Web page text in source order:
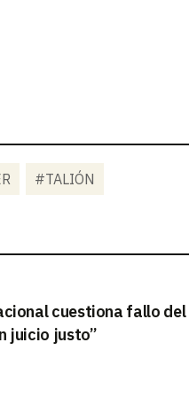
#TALIÓN
cuestiona fallo del
juicio justo”